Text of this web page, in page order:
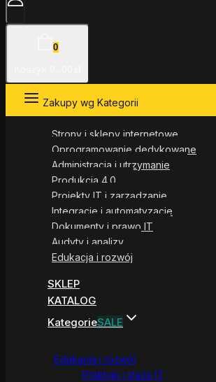
0
Zakupy wg Kategorii
Strony i sklepy internetowe
Oprogramowanie dedykowane
Administracja i utrzymanie
Produkcja 4.0
Projekty IT i zarządzanie
Integracje i automatyzacje
Dokumenty i prawo IT
Audyty i analizy
Edukacja i rozwój
SKLEP
KATALOG
KategorieSALE
Edukacja i rozwój
Praktyki i staże IT